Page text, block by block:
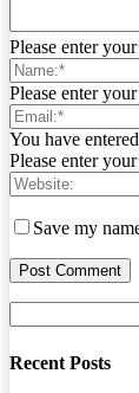
Please enter
Please enter
You have
Please enter
Save my
Recent Posts